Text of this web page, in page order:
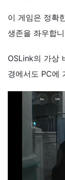
이 게임은 정확
생존을 좌우합
OSLink의 가상
경에서도 PC에